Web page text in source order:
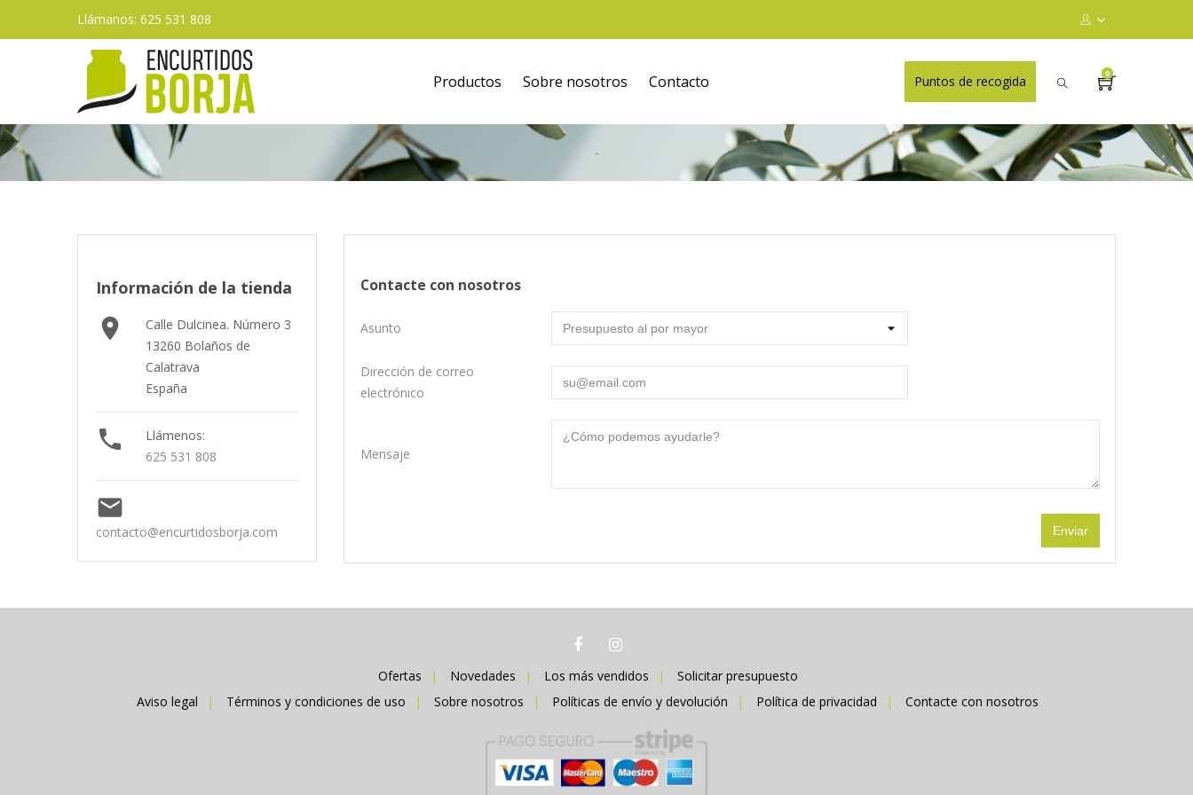
Llámanos: 625 531 808
Productos Sobre nosotros Contacto Puntos de recogida 0
Información de la tienda

Calle Dulcinea. Número 3
13260 Bolaños de
Calatrava
España

Llámenos:
625 531 808

contacto@encurtidosborja.com
Contacte con nosotros
Asunto
Dirección de correo
electrónico
Mensaje
Ofertas Novedades Los más vendidos
Solicitar presupuesto
Aviso legal
Términos y condiciones de uso Sobre nosotros Políticas de envío y devolución Política de privacidad Contacte con nosotros